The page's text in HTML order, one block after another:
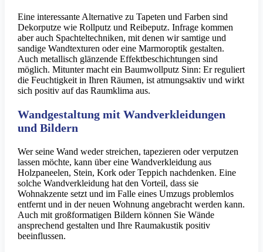
Eine interessante Alternative zu Tapeten und Farben sind
Dekorputze wie Rollputz und Reibeputz. Infrage kommen
aber auch Spachteltechniken, mit denen wir samtige und
sandige Wandtexturen oder eine Marmoroptik gestalten.
Auch metallisch glänzende Effektbeschichtungen sind
möglich. Mitunter macht ein Baumwollputz Sinn: Er reguliert
die Feuchtigkeit in Ihren Räumen, ist atmungsaktiv und wirkt
sich positiv auf das Raumklima aus.
Wandgestaltung mit Wandverkleidungen
und Bildern
Wer seine Wand weder streichen, tapezieren oder verputzen
lassen möchte, kann über eine Wandverkleidung aus
Holzpaneelen, Stein, Kork oder Teppich nachdenken. Eine
solche Wandverkleidung hat den Vorteil, dass sie
Wohnakzente setzt und im Falle eines Umzugs problemlos
entfernt und in der neuen Wohnung angebracht werden kann.
Auch mit großformatigen Bildern können Sie Wände
ansprechend gestalten und Ihre Raumakustik positiv
beeinflussen.